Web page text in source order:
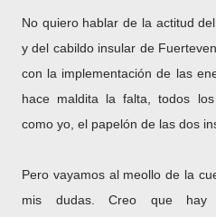
No quiero hablar de la actitud
y del cabildo insular de
con la implementación de las
hace maldita la falta, todos
como yo, el papelón de las dos
Pero vayamos al meollo de la
mis dudas. Creo que hay